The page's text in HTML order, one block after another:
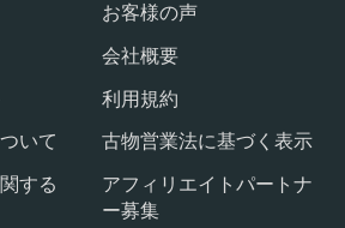
お客様の声
会社概要
利用規約
いて
古物営業法に基づく表示
する
アフィリエイトパートナ
ー募集